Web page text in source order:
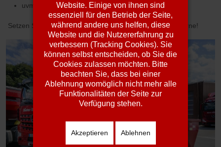
uvm.
Setzen Sie sich mit uns in Verbindung, wir beraten Sie gerne!
Website. Einige von ihnen sind
essenziell für den Betrieb der Seite,
während andere uns helfen, diese
Website und die Nutzererfahrung zu
verbessern (Tracking Cookies). Sie
können selbst entscheiden, ob Sie die
Cookies zulassen möchten. Bitte
beachten Sie, dass bei einer
Ablehnung womöglich nicht mehr alle
Funktionalitäten der Seite zur
Verfügung stehen.
Akzeptieren Ablehnen